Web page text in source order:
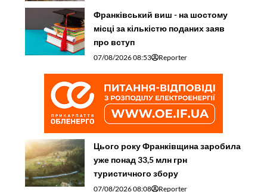
Франківський виш - на шостому
місці за кількістю поданих заяв
про вступ
07/08/2026 08:53 Reporter
Цього року Франківщина заробила
уже понад 33,5 млн грн
туристичного збору
07/08/2026 08:08 Reporter